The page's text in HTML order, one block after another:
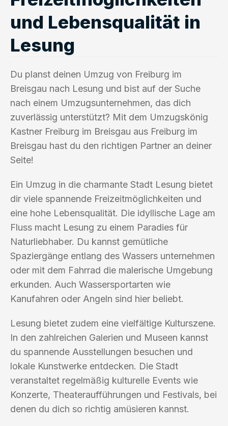
und Lebensqualität in
Lesung
Du planst deinen Umzug von Freiburg im
Breisgau nach Lesung und bist auf der Suche
nach einem Umzugsunternehmen, das dich
zuverlässig unterstützt? Mit dem Umzugskönig
Kastner Freiburg im Breisgau aus Freiburg im
Breisgau hast du den richtigen Partner an deiner
Seite!
Ein Umzug in die charmante Stadt Lesung bietet
dir viele spannende Freizeitmöglichkeiten und
eine hohe Lebensqualität. Die idyllische Lage am
Fluss macht Lesung zu einem Paradies für
Naturliebhaber. Du kannst gemütliche
Spaziergänge entlang des Wassers unternehmen
oder mit dem Fahrrad die malerische Umgebung
erkunden. Auch Wassersportarten wie
Kanufahren oder Angeln sind hier beliebt.
Lesung bietet zudem eine vielfältige Kulturszene.
In den zahlreichen Galerien und Museen kannst
du spannende Ausstellungen besuchen und
lokale Kunstwerke entdecken. Die Stadt
veranstaltet regelmäßig kulturelle Events wie
Konzerte, Theateraufführungen und Festivals, bei
denen du dich so richtig amüsieren kannst.